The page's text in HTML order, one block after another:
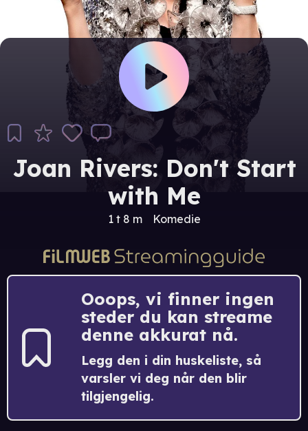
Joan Rivers: Don't Start
with Me
1 t 8 m Komedie
Ooops, vi finner ingen
steder du kan streame
denne akkurat nå.
Legg den i din huskeliste, så
varsler vi deg når den blir
tilgjengelig.